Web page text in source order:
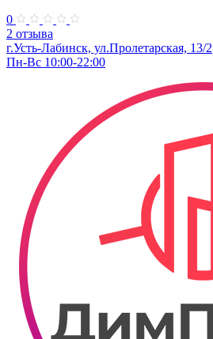
0
2 отзыва
г.Усть-Лабинск, ул.Пролетарская, 13/2
Пн-Вс 10:00-22:00